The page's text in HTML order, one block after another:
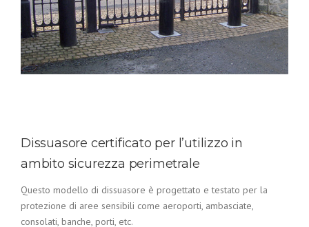
Dissuasore certificato per l’utilizzo in
ambito sicurezza perimetrale
Questo modello di dissuasore è progettato e testato per la
protezione di aree sensibili come aeroporti, ambasciate,
consolati, banche, porti, etc.